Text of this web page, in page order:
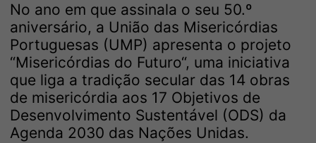
No ano em que assinala o seu 50.º
aniversário, a União das Misericórdias
Portuguesas (UMP) apresenta o projeto
“Misericórdias do Futuro“, uma iniciativa
que liga a tradição secular das 14 obras
de misericórdia aos 17 Objetivos de
Desenvolvimento Sustentável (ODS) da
Agenda 2030 das Nações Unidas.